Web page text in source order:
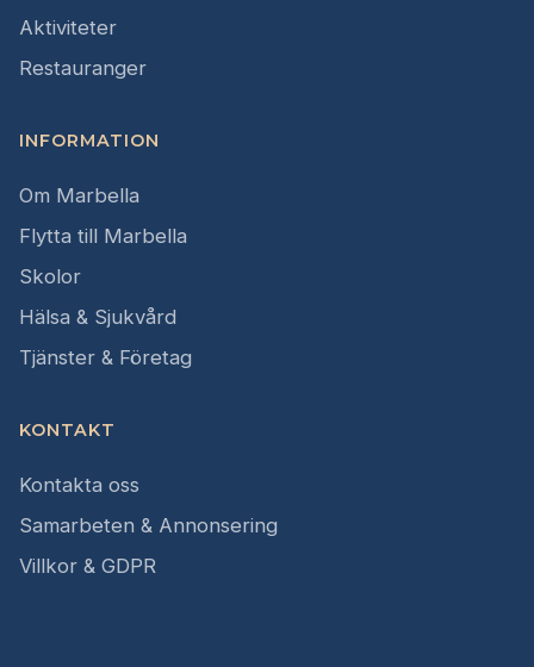
Aktiviteter
Restauranger
INFORMATION
Om Marbella
Flytta till Marbella
Skolor
Hälsa & Sjukvård
Tjänster & Företag
KONTAKT
Kontakta oss
Samarbeten & Annonsering
Villkor & GDPR